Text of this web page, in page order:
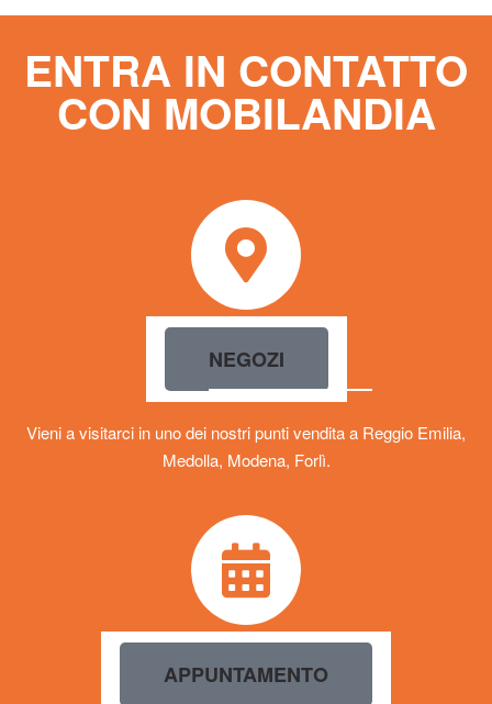
ENTRA IN CONTATTO
CON MOBILANDIA
NEGOZI
Vieni a visitarci in uno dei nostri punti vendita a Reggio Emilia,
Medolla, Modena, Forlì.
APPUNTAMENTO